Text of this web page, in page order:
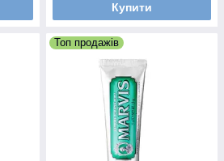
Купити
Топ продажів